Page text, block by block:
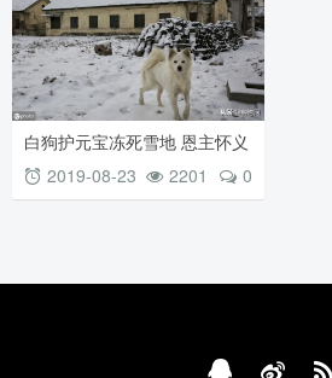
白狗护元宝冻死雪地 恩主怀义
2019-08-23 0
2201